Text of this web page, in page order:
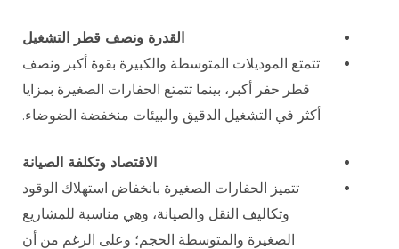
القدرة ونصف قطر التشغيل
تتمتع الموديلات المتوسطة والكبيرة بقوة أكبر ونصف
قطر حفر أكبر، بينما تتمتع الحفارات الصغيرة بمزايا
أكثر في التشغيل الدقيق والبيئات منخفضة الضوضاء.
الاقتصاد وتكلفة الصيانة
تتميز الحفارات الصغيرة بانخفاض استهلاك الوقود
وتكاليف النقل والصيانة، وهي مناسبة للمشاريع
الصغيرة والمتوسطة الحجم؛ وعلى الرغم من أن